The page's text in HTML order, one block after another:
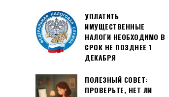
УПЛАТИТЬ
ИМУЩЕСТВЕННЫЕ
НАЛОГИ НЕОБХОДИМО В
СРОК НЕ ПОЗДНЕЕ 1
ДЕКАБРЯ
ПОЛЕЗНЫЙ СОВЕТ:
ПРОВЕРЬТЕ, НЕТ ЛИ